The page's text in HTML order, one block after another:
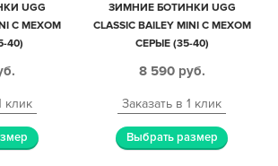
UGG
С МЕХОМ
40)
клик
ЗИМНИЕ БОТИНКИ UGG
CLASSIC BAILEY MINI С МЕХОМ
СЕРЫЕ (35-40)
8 590 руб.
Заказать в 1 клик
Выбрать размер